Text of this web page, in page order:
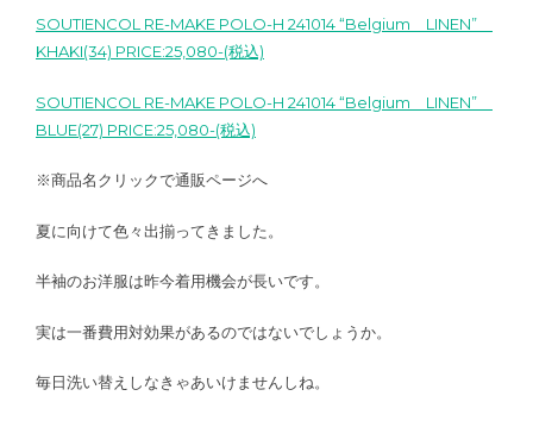
SOUTIENCOL RE-MAKE POLO-H 241014 “Belgium LINEN”
KHAKI(34) PRICE:25,080-(税込)
SOUTIENCOL RE-MAKE POLO-H 241014 “Belgium LINEN”
BLUE(27) PRICE:25,080-(税込)
※商品名クリックで通販ページへ
夏に向けて色々出揃ってきました。
半袖のお洋服は昨今着用機会が長いです。
実は一番費用対効果があるのではないでしょうか。
毎日洗い替えしなきゃあいけませんしね。